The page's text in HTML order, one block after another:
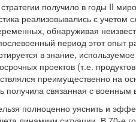
получило в годы II
реализовывались с учетом
обнаруживая
период этот опыт
в знание,
проектов (т.е.
преимущественно на
получила связанная с
полноценно уяснить и